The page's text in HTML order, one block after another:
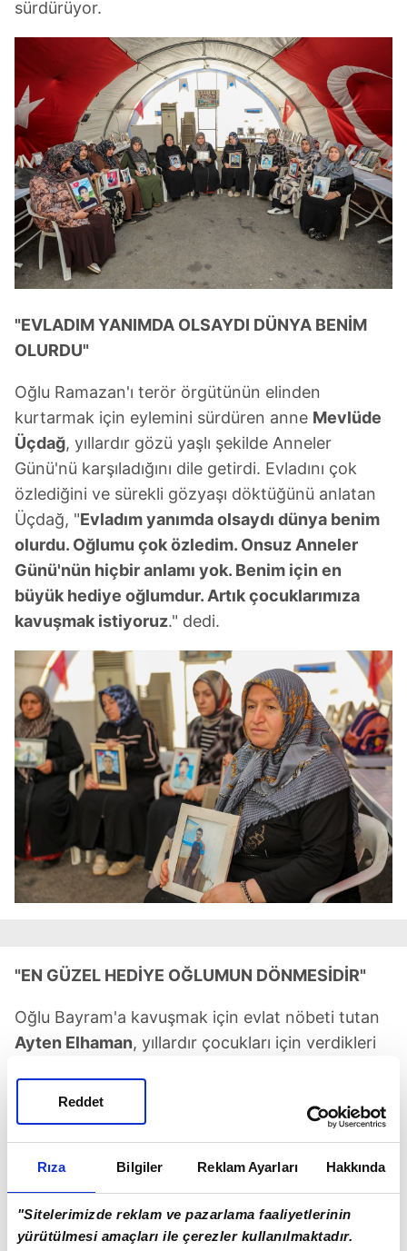
Rıza Bilgiler Reklam Ayarları Hakkında
"Sitelerimizde reklam ve pazarlama faaliyetlerinin
yürütülmesi amaçları ile çerezler kullanılmaktadır.
Reddet
sürdürüyor.
"EVLADIM YANIMDA OLSAYDI DÜNYA BENİM
OLURDU"
Oğlu Ramazan'ı terör örgütünün elinden
kurtarmak için eylemini sürdüren anne Mevlüde
Üçdağ, yıllardır gözü yaşlı şekilde Anneler
Günü'nü karşıladığını dile getirdi. Evladını çok
özlediğini ve sürekli gözyaşı döktüğünü anlatan
Üçdağ, "Evladım yanımda olsaydı dünya benim
olurdu. Oğlumu çok özledim. Onsuz Anneler
Günü'nün hiçbir anlamı yok. Benim için en
büyük hediye oğlumdur. Artık çocuklarımıza
kavuşmak istiyoruz." dedi.
"EN GÜZEL HEDİYE OĞLUMUN DÖNMESİDİR"
Oğlu Bayram'a kavuşmak için evlat nöbeti tutan
Ayten Elhaman, yıllardır çocukları için verdikleri
bildirdi. Anneler olarak evlatlarına kavuşmak için
direnişe devam edeceklerini vurgulayan Elhaman,
şu ifadeleri kullandı:
"Anneler olarak buradayız,